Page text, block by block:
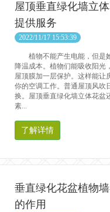
屋顶垂直绿化墙立
提供服务
2022/11/17 15:53:39
植物不能产生电能，但是
降温成本。植物们能吸收阳光
屋顶膜加一层保护。这样能让
你的空调工作。普通屋顶风吹
换。屋顶垂直绿化墙立体花盆
素...
了解详情
垂直绿化花盆植物
的作用